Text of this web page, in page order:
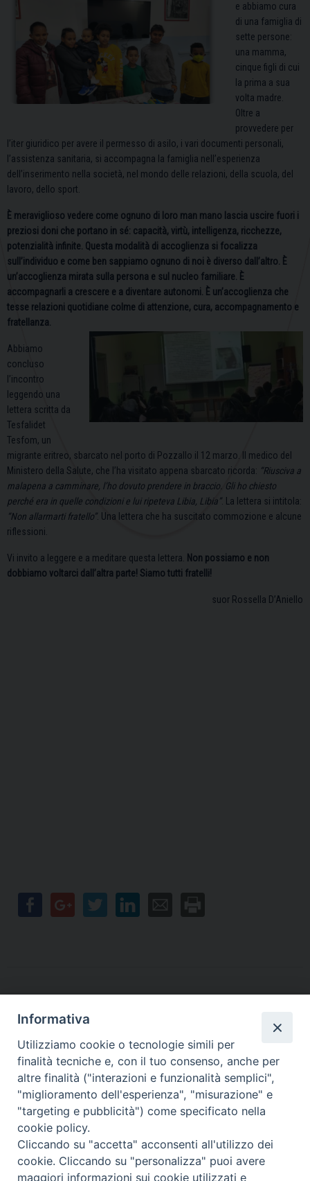
e abbiamo cura
di una famiglia di
sette persone:
una mamma,
cinque figli di cui
la prima a sua
volta madre.
Oltre a
provvedere per
l’iter giuridico per avere il permesso di asilo, i vari documenti personali,
l’assistenza sanitaria, si accompagna la famiglia nell’esperienza
dell’inserimento nella società, nel mondo delle relazioni, della scuola, del
lavoro, dello sport.
È meraviglioso vedere come ognuno di loro man mano lascia uscire fuori i
preziosi doni che portano in sé: capacità, virtù, intelligenza, ricchezze,
potenzialità infinite. Questa modalità di accoglienza si focalizza
sull’individuo e come ben sappiamo ognuno di noi è diverso dall’altro. È
un’accoglienza mirata sulla persona e sul nucleo familiare. È
accompagnarli a crescere e a diventare autonomi. È un’accoglienza che
tesse relazioni quotidiane colme di attenzione, cura, accompagnamento e
fratellanza.
Abbiamo
concluso
l’incontro
leggendo una
lettera scritta da
Tesfalidet
Tesfom, un
migrante eritreo, sbarcato nel porto di Pozzallo il 12 marzo. Il medico del
Ministero della Salute, che l’ha visitato appena sbarcato ricorda: “Riusciva a
malapena a camminare, l’ho dovuto prendere in braccio. Gli ho chiesto
perché era in quelle condizioni e lui ripeteva Libia, Libia”. La lettera si intitola:
“Non allarmarti fratello”. Una lettera che ha suscitato commozione e alcune
riflessioni.
Vi invito a leggere e a meditare questa lettera.
Non possiamo e non
dobbiamo voltarci dall’altra parte! Siamo tutti fratelli!
suor Rossella D’Aniello
Contatti
Sede Legale
Vico Sant’Anna 1 – 80053 Castellammare di Stabia (NA)
Sede Operativa
Via San Bartolomeo 72 – 80053 Castellammare di Stabia (NA)
* Tel. 081.870.17.02
* Cell. 331.50.59.943
* Fax 081.39.01.803
*mail:segreteria@caritasdiocesanasorrento.it
Informativa
Utilizziamo cookie o tecnologie simili per
finalità tecniche e, con il tuo consenso, anche per
altre finalità ("interazioni e funzionalità semplici",
"miglioramento dell'esperienza", "misurazione" e
"targeting e pubblicità") come specificato nella
cookie policy.
Cliccando su "accetta" acconsenti all'utilizzo dei
cookie. Cliccando su "personalizza" puoi avere
maggiori informazioni sui cookie utilizzati e